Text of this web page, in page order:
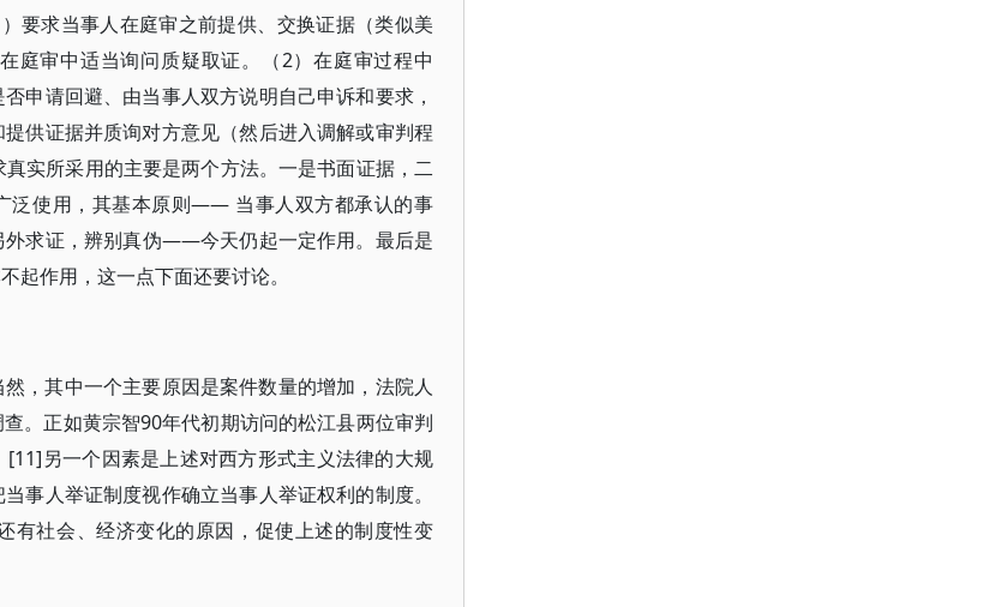
要求当事人在庭审之前提供、交换证据（类似美
庭审中适当询问质疑取证。（2）在庭审过程中
申请回避、由当事人双方说明自己申诉和要求，
供证据并质询对方意见（然后进入调解或审判程
实所采用的主要是两个方法。一是书面证据，二
泛使用，其基本原则—— 当事人双方都承认的事
外求证，辨别真伪——今天仍起一定作用。最后是
起作用，这一点下面还要讨论。
，其中一个主要原因是案件数量的增加，法院人
。正如黄宗智90年代初期访问的松江县两位审判
另一个因素是上述对西方形式主义法律的大规
事人举证制度视作确立当事人举证权利的制度。
有社会、经济变化的原因，促使上述的制度性变